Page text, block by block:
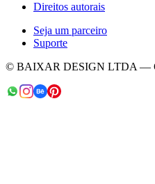
Direitos autorais
Seja um parceiro
Suporte
© BAIXAR DESIGN LTDA —